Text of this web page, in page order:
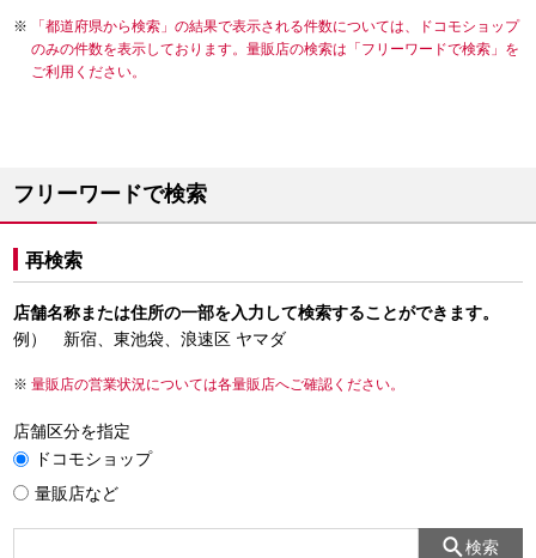
「都道府県から検索」の結果で表示される件数については、ドコモショップ
のみの件数を表示しております。量販店の検索は「フリーワードで検索」を
ご利用ください。
フリーワードで検索
再検索
店舗名称または住所の一部を入力して検索することができます。
例） 新宿、東池袋、浪速区 ヤマダ
量販店の営業状況については各量販店へご確認ください。
店舗区分を指定
ドコモショップ
量販店など
検索